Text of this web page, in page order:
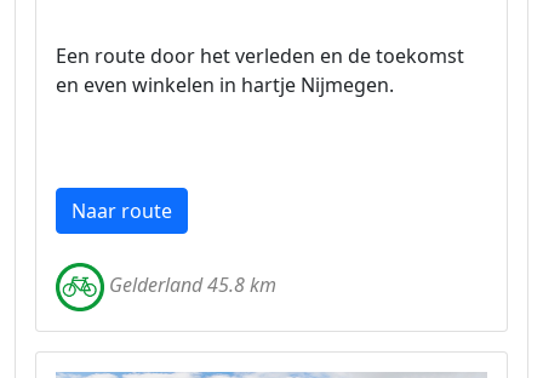
Een route door het verleden en de toekomst
en even winkelen in hartje Nijmegen.
Naar route
Gelderland 45.8 km